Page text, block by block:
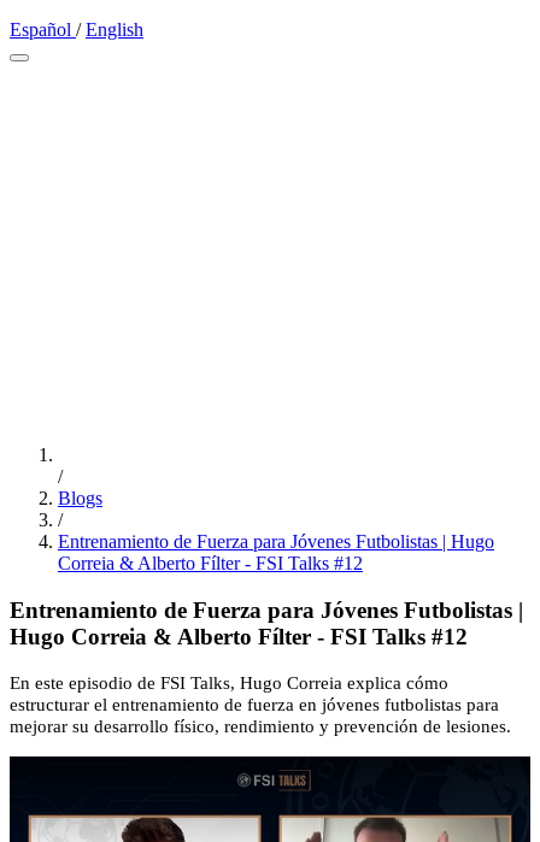
Español / English
/
Blogs
/
Entrenamiento de Fuerza para Jóvenes Futbolistas | Hugo
Correia & Alberto Fílter - FSI Talks #12
Entrenamiento de Fuerza para Jóvenes Futbolistas |
Hugo Correia & Alberto Fílter - FSI Talks #12
En este episodio de FSI Talks, Hugo Correia explica cómo
estructurar el entrenamiento de fuerza en jóvenes futbolistas para
mejorar su desarrollo físico, rendimiento y prevención de lesiones.